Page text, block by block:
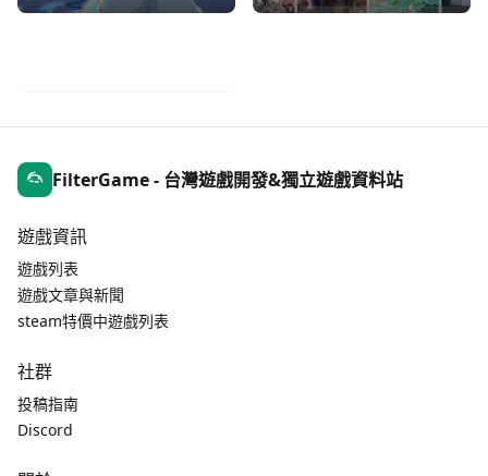
FilterGame - 台灣遊戲開發&獨立遊戲資料站
遊戲資訊
遊戲列表
遊戲文章與新聞
steam特價中遊戲列表
社群
投稿指南
Discord